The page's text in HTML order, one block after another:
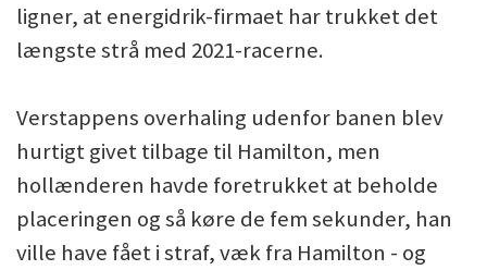
ligner, at energidrik-firmaet har trukket det
længste strå med 2021-racerne.
Verstappens overhaling udenfor banen blev
hurtigt givet tilbage til Hamilton, men
hollænderen havde foretrukket at beholde
placeringen og så køre de fem sekunder, han
ville have fået i straf, væk fra Hamilton - og